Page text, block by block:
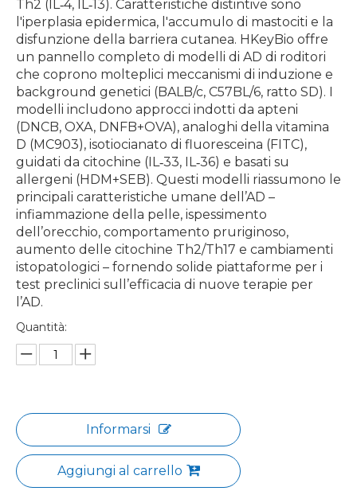
Th2 (IL‑4, IL‑13). Caratteristiche distintive sono
l'iperplasia epidermica, l'accumulo di mastociti e la
disfunzione della barriera cutanea. HKeyBio offre
un pannello completo di modelli di AD di roditori
che coprono molteplici meccanismi di induzione e
background genetici (BALB/c, C57BL/6, ratto SD). I
modelli includono approcci indotti da apteni
(DNCB, OXA, DNFB+OVA), analoghi della vitamina
D (MC903), isotiocianato di fluoresceina (FITC),
guidati da citochine (IL‑33, IL‑36) e basati su
allergeni (HDM+SEB). Questi modelli riassumono le
principali caratteristiche umane dell’AD –
infiammazione della pelle, ispessimento
dell’orecchio, comportamento pruriginoso,
aumento delle citochine Th2/Th17 e cambiamenti
istopatologici – fornendo solide piattaforme per i
test preclinici sull’efficacia di nuove terapie per
l’AD.
Quantità:
Informarsi
Aggiungi al carrello